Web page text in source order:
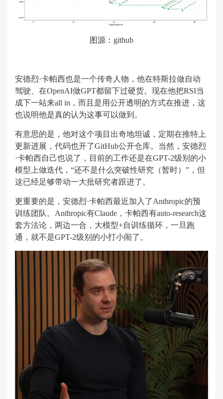
图源：github
安德烈·卡帕西也是一个传奇人物，他在特斯拉做自动
驾驶、在OpenAI做GPT都留下过硬货。现在他把RSI当
成下一站来all in，而且是用公开透明的方式在推进，这
也说明他是真的认为这事可以做到。
有意思的是，他对这个项目出奇地坦诚，定期在推特上
更新进展，代码也开了GitHub公开仓库。当然，‌安德烈
·卡帕西自己也说了，目前的工作还是在GPT-2级别的小
模型上做迭代，“还不是什么突破性研究（暂时）”，但
这已经足够带动一大批研究者跟进了。
更重要的是，‌安德烈·卡帕西最近加入了Anthropic的预
训练团队。Anthropic有Claude，卡帕西有auto-research这
套方法论，两边一合，大模型+自训练循环，一旦跑
通，就不是GPT-2级别的小打小闹了。